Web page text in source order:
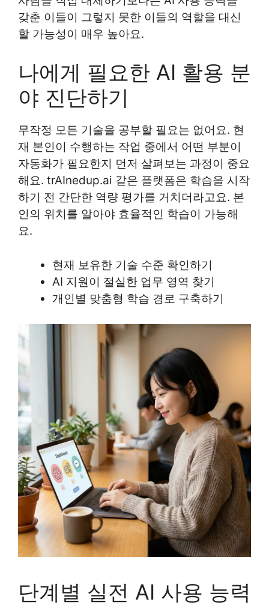
갖춘 이들이 그렇지 못한 이들의 역할을 대신
할 가능성이 매우 높아요.
나에게 필요한 AI 활용 분
야 진단하기
무작정 모든 기술을 공부할 필요는 없어요. 현
재 본인이 수행하는 작업 중에서 어떤 부분이
자동화가 필요한지 먼저 살펴보는 과정이 중요
해요. trAInedup.ai 같은 플랫폼은 학습을 시작
하기 전 간단한 역량 평가를 거치더라고요. 본
인의 위치를 알아야 효율적인 학습이 가능해
요.
현재 보유한 기술 수준 확인하기
AI 지원이 절실한 업무 영역 찾기
개인별 맞춤형 학습 경로 구축하기
단계별 실전 AI 사용 능력